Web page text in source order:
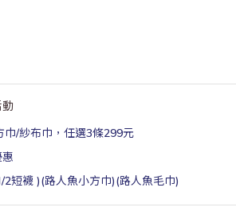
巾/紗布巾，任選3條299元
2短襪 )(路人魚小方巾)(路人魚毛巾)